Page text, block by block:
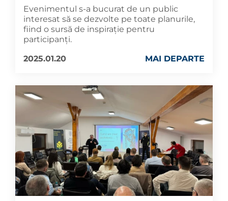
Evenimentul s-a bucurat de un public
interesat să se dezvolte pe toate planurile,
fiind o sursă de inspirație pentru
participanți.
2025.01.20
MAI DEPARTE